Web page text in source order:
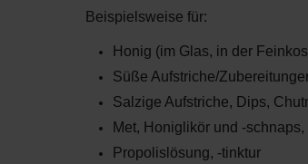
Beispielsweise für:
Honig (im Glas, in der
Süße Aufstriche/
Salzige Aufstriche, Dips,
Met, Honiglikör und -schnaps,
Propolislösung, -tinktur